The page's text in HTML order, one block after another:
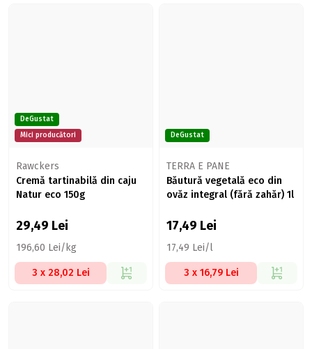
DeGustat
Mici producători
Rawckers
Cremă tartinabilă din caju
Natur eco 150g
29,49 Lei
196,60 Lei/kg
3 x 28,02 Lei
DeGustat
TERRA E PANE
Băutură vegetală eco din
ovăz integral (fără zahăr) 1l
17,49 Lei
17,49 Lei/l
3 x 16,79 Lei